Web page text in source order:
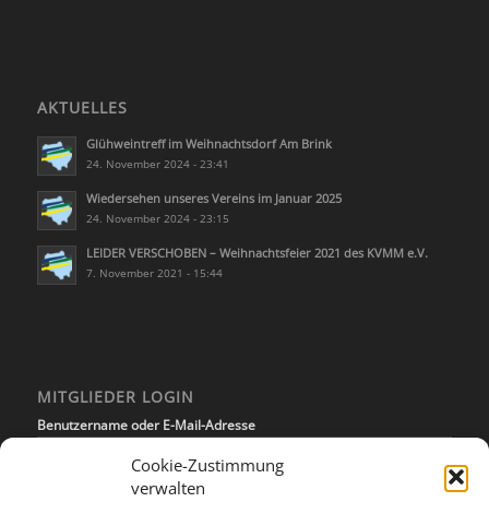
Cookie-Zustimmung
verwalten
AKTUELLES
Glühweintreff im Weihnachtsdorf Am Brink
24. November 2024 - 23:41
Wiedersehen unseres Vereins im Januar 2025
24. November 2024 - 23:15
LEIDER VERSCHOBEN – Weihnachtsfeier 2021 des KVMM e.V.
7. November 2021 - 15:44
MITGLIEDER LOGIN
Benutzername oder E-Mail-Adresse